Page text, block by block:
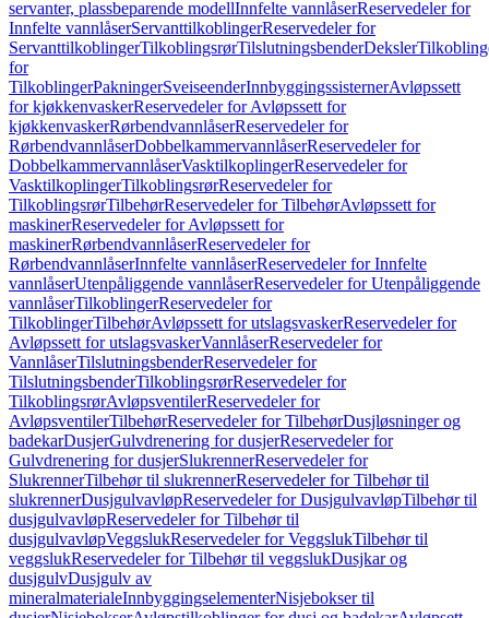
servanter, plassbeparende modellInnfelte vannlåserReservedeler for
Innfelte vannlåserServanttilkoblingerReservedeler for
ServanttilkoblingerTilkoblingsrørTilslutningsbenderDeksler
for
TilkoblingerPakningerSveiseenderInnbyggingssisternerAvløpssett
for kjøkkenvaskerReservedeler for Avløpssett for
kjøkkenvaskerRørbendvannlåserReservedeler for
RørbendvannlåserDobbelkammervannlåserReservedeler for
DobbelkammervannlåserVasktilkoplingerReservedeler for
VasktilkoplingerTilkoblingsrørReservedeler for
TilkoblingsrørTilbehørReservedeler for TilbehørAvløpssett for
maskinerReservedeler for Avløpssett for
maskinerRørbendvannlåserReservedeler for
RørbendvannlåserInnfelte vannlåserReservedeler for Innfelte
vannlåserUtenpåliggende vannlåserReservedeler for Utenpåliggende
vannlåserTilkoblingerReservedeler for
TilkoblingerTilbehørAvløpssett for utslagsvaskerReservedeler for
Avløpssett for utslagsvaskerVannlåserReservedeler for
VannlåserTilslutningsbenderReservedeler for
TilslutningsbenderTilkoblingsrørReservedeler for
TilkoblingsrørAvløpsventilerReservedeler for
AvløpsventilerTilbehørReservedeler for TilbehørDusjløsninger og
badekarDusjerGulvdrenering for dusjerReservedeler for
Gulvdrenering for dusjerSlukrennerReservedeler for
SlukrennerTilbehør til slukrennerReservedeler for Tilbehør til
slukrennerDusjgulvavløpReservedeler for DusjgulvavløpTilbehør til
dusjgulvavløpReservedeler for Tilbehør til
dusjgulvavløpVeggslukReservedeler for VeggslukTilbehør til
veggslukReservedeler for Tilbehør til veggslukDusjkar og
dusjgulvDusjgulv av
mineralmaterialeInnbyggingselementerNisjebokser til